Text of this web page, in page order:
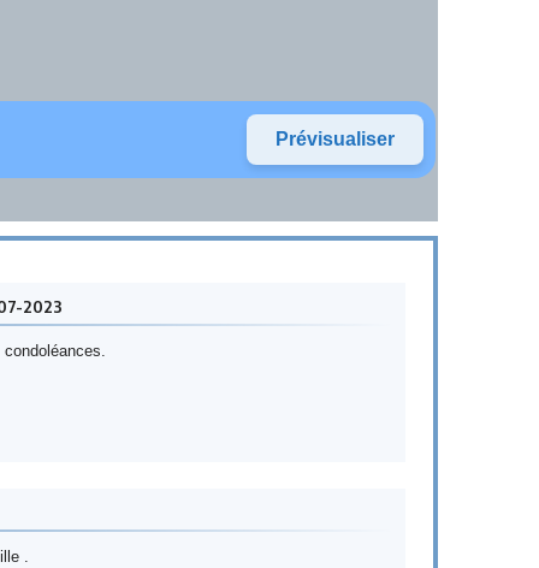
2023
.